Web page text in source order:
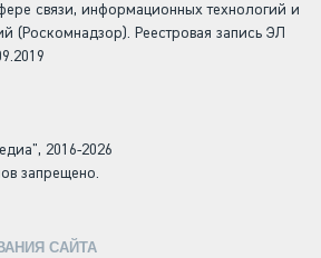
связи, информационных технологий и
(Роскомнадзор). Реестровая запись ЭЛ
2016-2026
запрещено.
САЙТА